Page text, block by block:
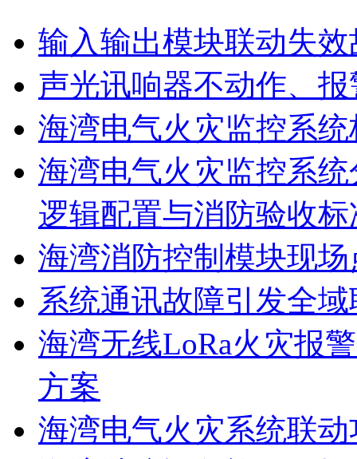
输入输出模块联动失效
声光讯响器不动作、
海湾电气火灾监控系
海湾电气火灾监控系
逻辑配置与消防验收标
海湾消防控制模块现
系统通讯故障引发全
海湾无线LoRa火灾报
方案
海湾电气火灾系统联